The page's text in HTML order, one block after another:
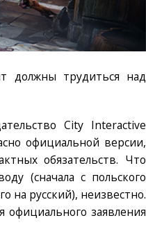
должны трудиться над
City Interactive
официальной версии,
обязательств. Что
(сначала с польского
на русский), неизвестно.
заявления